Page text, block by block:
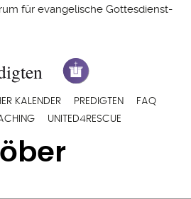
für evangelische Gottesdienst-
KALENDER PREDIGTEN
FAQ
UNITED4RESCUE